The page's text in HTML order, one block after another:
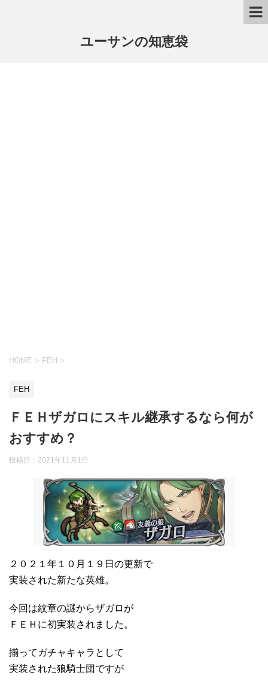
ユーサンの知恵袋
HOME > FEH >
FEH
ＦＥＨザガロにスキル継承するなら何が
おすすめ？
投稿日： 2021年11月1日
２０２１年１０月１９日の更新で
実装された新たな英雄。
今回は紋章の謎からザガロが
ＦＥＨに初実装されました。
揃ってガチャキャラとして
実装された狼騎士団ですが